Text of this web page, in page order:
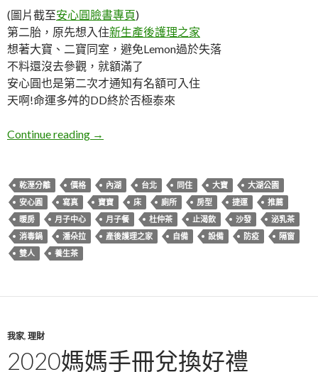
(圖片截至安心圓臉書專頁)
第二胎，原先想入住新生產後護理之家
想著大寶、二寶同室，避免Lemon過於失落
不料還沒去參觀，就額滿了
安心圓也是第二次才通知有名額可入住
天啊!命運多舛的DD終於否極泰來
Continue reading 台北內湖。安心圓產後護理之家
→
乾溼分離 價格 內湖 台北 同住 大寶
大湖公園
安心圓
寫真 寶寶 床 廁所 房型 捷運
推薦
暖房
月子中心 月子餐 杜仲茶 止渴飲 沙發
泌乳茶
消毒鍋
潘朵拉 產後護理之家 自備 設備 防疫
隔窗
雙人
養生茶
我家, 理財
2020媽媽手冊兌換好禮